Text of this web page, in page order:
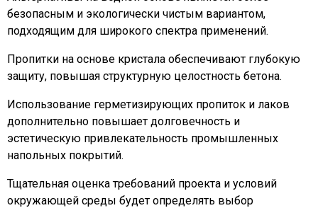
безопасным и экологически чистым вариантом,
подходящим для широкого спектра применений.
Пропитки на основе кристала обеспечивают глубокую
защиту, повышая структурную целостность бетона.
Использование герметизирующих пропиток и лаков
дополнительно повышает долговечность и
эстетическую привлекательность промышленных
напольных покрытий.
Тщательная оценка требований проекта и условий
окружающей среды будет определять выбор